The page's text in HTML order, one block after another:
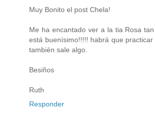
Muy Bonito el post Chela!
Me ha encantado ver a la tia Rosa
está buenísimo!!!!! habrá que
también sale algo.
Besiños
Ruth
Responder